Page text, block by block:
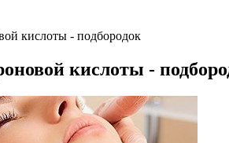
кислоты - подбородок
кислоты -